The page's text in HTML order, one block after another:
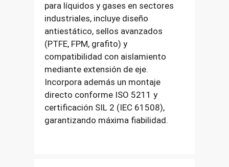
para líquidos y gases en sectores
industriales, incluye diseño
antiestático, sellos avanzados
(PTFE, FPM, grafito) y
compatibilidad con aislamiento
mediante extensión de eje.
Incorpora además un montaje
directo conforme ISO 5211 y
certificación SIL 2 (IEC 61508),
garantizando máxima fiabilidad.